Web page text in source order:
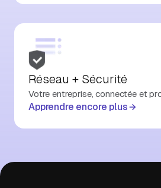
Réseau + Sécurité
Votre entreprise, connectée et
Apprendre encore plus